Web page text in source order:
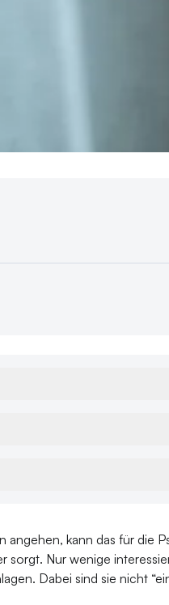
angehen, kann das für die
sorgt. Nur wenige
Dabei sind sie nicht